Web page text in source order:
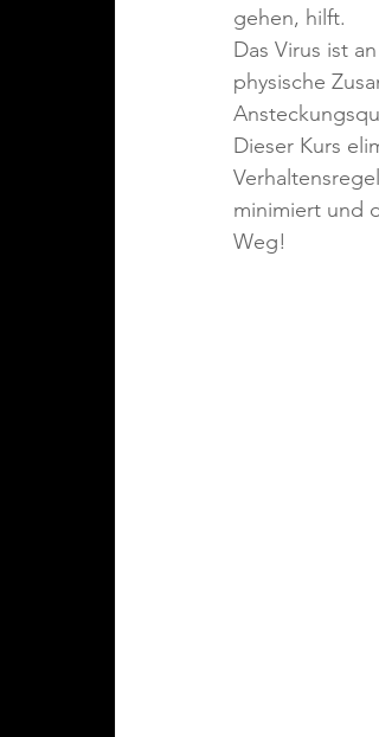
gehen, hilft.
Das Virus ist
physische
Dieser Kurs
minimiert und
Weg!